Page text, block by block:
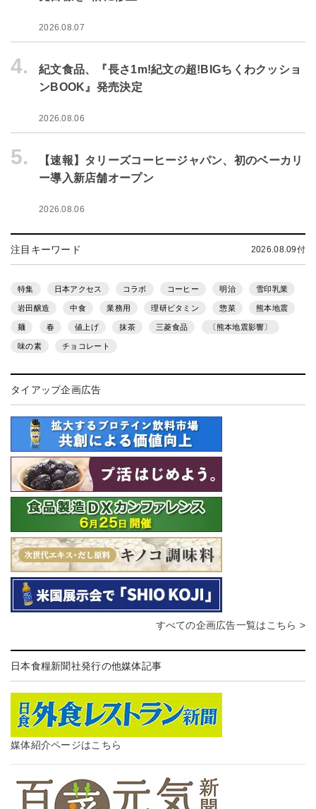
2026.08.07
4.
紀文食品、『長さ1m!紀文の超!BIGちくわクッショ
ンBOOK』発売決定
2026.08.06
5.
【速報】タリーズコーヒージャパン、初のベーカリ
ー導入新店舗オープン
2026.08.06
注目キーワード 2026.08.09付
特集 日本アクセス コラボ コーヒー 明治 雪印乳業
岩田醸造 中食 業務用 理研ビタミン 惣菜 熊本地震
麺 春 値上げ 抹茶 三菱食品 〔熊本地震影響〕
味の素 チョコレート
タイアップ企画広告
すべての企画広告一覧はこちら >
日本食糧新聞社発行の他媒体記事
媒体紹介ページはこちら